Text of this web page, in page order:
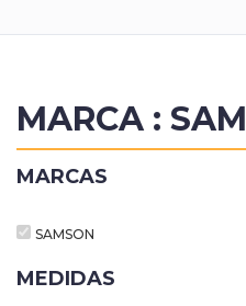
Otr
Aceite
Horquilla
Contacto
MARCA :
MARCAS
SAMSON
MEDIDAS